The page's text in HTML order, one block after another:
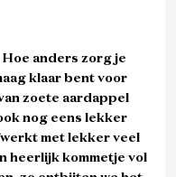
anders zorg je
klaar bent voor
zoete aardappel
nog eens lekker
met lekker veel
heerlijk kommetje vol